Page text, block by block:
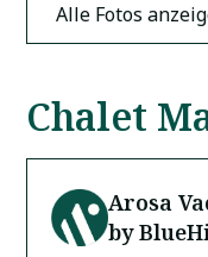
Home
Alle Fotos
Chalet
Arosa
by